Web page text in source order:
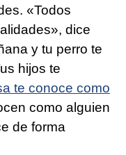
«Todos
dice
y tu perro te
hijos te
te conoce como
como alguien
de forma